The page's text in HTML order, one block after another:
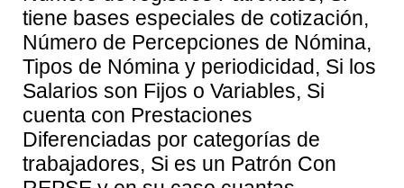
tiene bases especiales de cotización,
Número de Percepciones de Nómina,
Tipos de Nómina y periodicidad, Si los
Salarios son Fijos o Variables, Si
cuenta con Prestaciones
Diferenciadas por categorías de
trabajadores, Si es un Patrón Con